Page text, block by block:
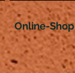
Online-Shop